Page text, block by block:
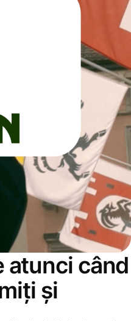
atunci când
și